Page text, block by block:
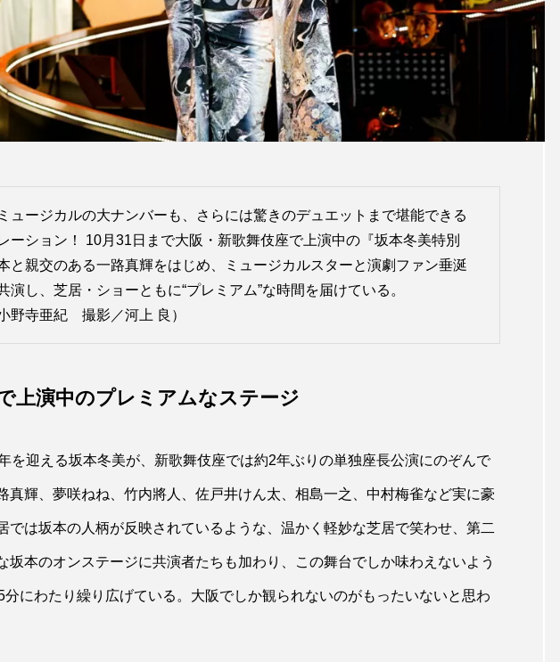
ュージカルの大ナンバーも、さらには驚きのデュエットまで堪能できる
ーション！ 10月31日まで大阪・新歌舞伎座で上演中の『坂本冬美特別
と親交のある一路真輝をはじめ、ミュージカルスターと演劇ファン垂涎
演し、芝居・ショーともに“プレミアム”な時間を届けている。
野寺亜紀 撮影／河上 良）
上演中のプレミアムなステージ
を迎える坂本冬美が、新歌舞伎座では約2年ぶりの単独座長公演にのぞんで
真輝、夢咲ねね、竹内將人、佐戸井けん太、相島一之、中村梅雀など実に豪
では坂本の人柄が反映されているような、温かく軽妙な芝居で笑わせ、第二
坂本のオンステージに共演者たちも加わり、この舞台でしか味わえないよう
分にわたり繰り広げている。大阪でしか観られないのがもったいないと思わ